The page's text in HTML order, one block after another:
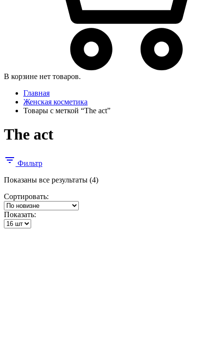
В корзине нет товаров.
Главная
Женская косметика
Товары с меткой “The act”
The act
Фильтр
Показаны все результаты (4)Сортировка:
Сортировать:
Показать: